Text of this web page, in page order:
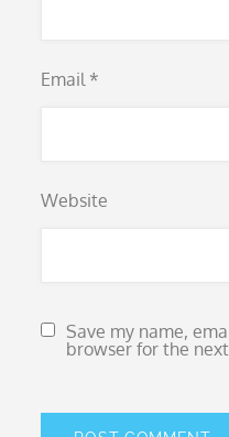
Email *
Website
Save my name,
browser for the